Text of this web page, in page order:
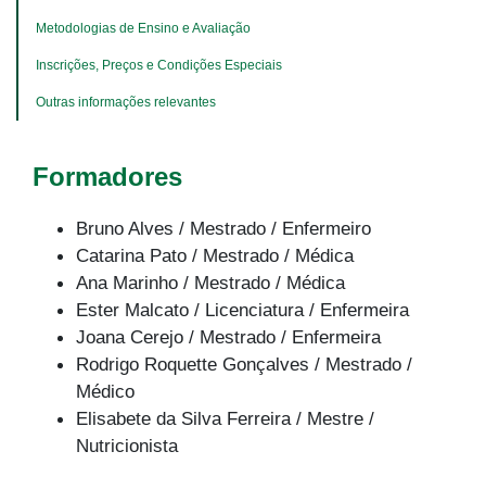
Formadores
Bruno Alves / Mestrado / Enfermeiro
Catarina Pato / Mestrado / Médica
Ana Marinho / Mestrado / Médica
Ester Malcato / Licenciatura / Enfermeira
Joana Cerejo / Mestrado / Enfermeira
Rodrigo Roquette Gonçalves / Mestrado /
Médico
Elisabete da Silva Ferreira / Mestre /
Nutricionista
Metodologias de Ensino e Avaliação
Inscrições, Preços e Condições Especiais
Outras informações relevantes